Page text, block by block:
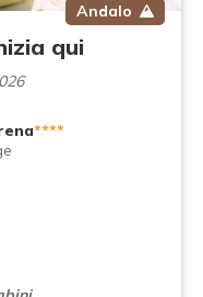
Andalo
qui
****